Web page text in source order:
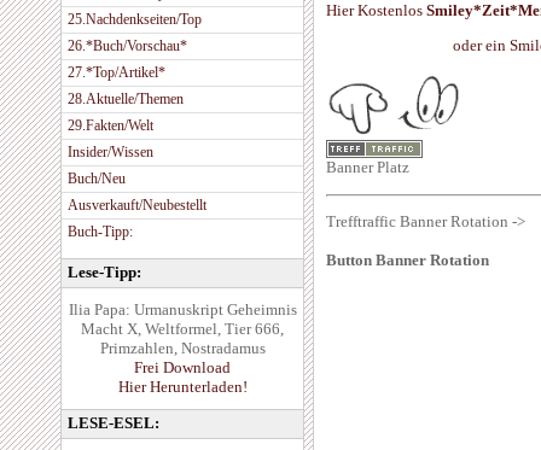
25.Nachdenkseiten/Top
26.*Buch/Vorschau*
27.*Top/Artikel*
28.Aktuelle/Themen
29.Fakten/Welt
Insider/Wissen
Buch/Neu
Ausverkauft/Neubestellt
Buch-Tipp:
Lese-Tipp:
Ilia Papa: Urmanuskript Geheimnis
Macht X, Weltformel, Tier 666,
Primzahlen, Nostradamus
Frei Download
Hier Herunterladen!
LESE-ESEL:
Hier Kostenlos
oder ein
Banner Platz
Trefftraffic Banner Rotation ->
Button Banner Rotation